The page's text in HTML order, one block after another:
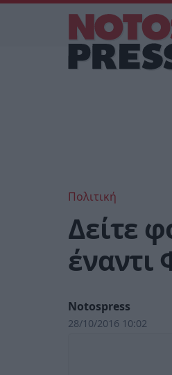
Πολιτική
Δείτε
έναντι
Notospress
28/10/2016 10:02